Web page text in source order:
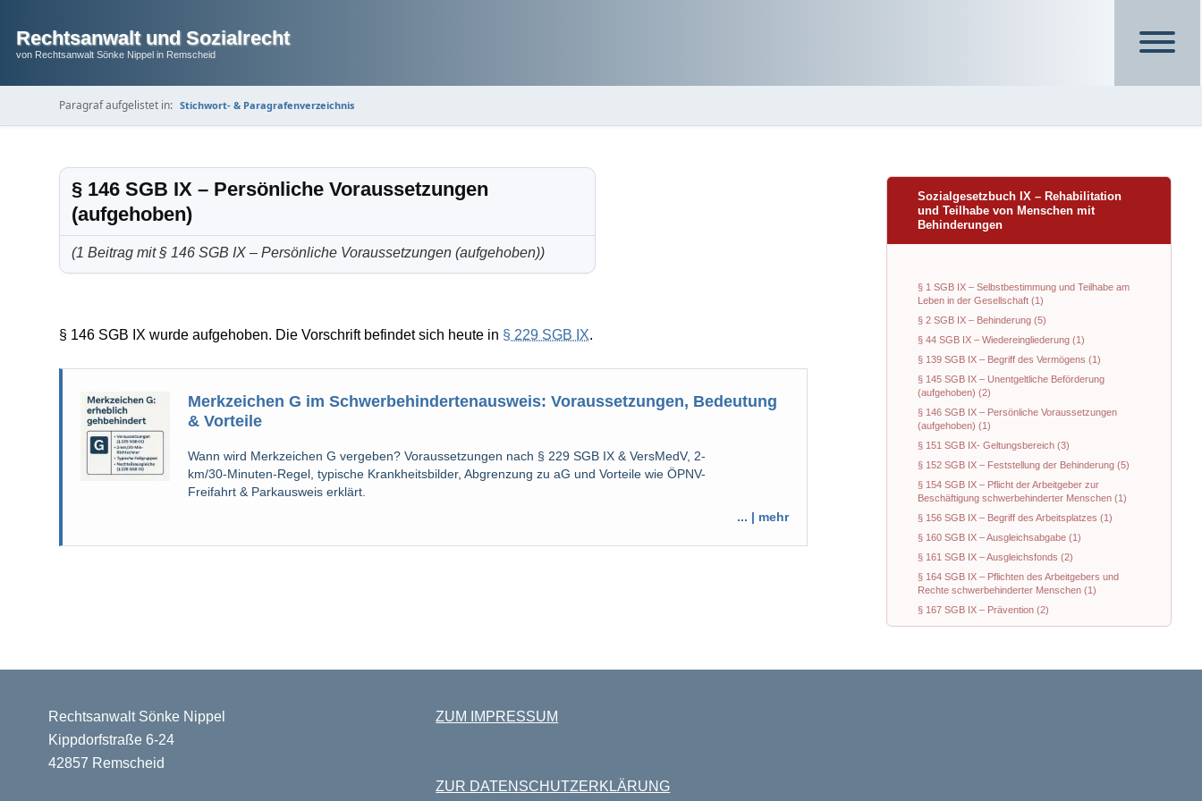
Rechtsanwalt und Sozialrecht
von Rechtsanwalt Sönke Nippel in Remscheid
Paragraf aufgelistet in: Stichwort- & Paragrafenverzeichnis
§ 146 SGB IX – Persönliche Voraussetzungen
(aufgehoben)
(1 Beitrag mit § 146 SGB IX – Persönliche Voraussetzungen (aufgehoben))
§ 146 SGB IX wurde aufgehoben. Die Vorschrift befindet sich heute in § 229 SGB IX.
Merkzeichen G im Schwerbehindertenausweis: Voraussetzungen, Bedeutung
& Vorteile
Wann wird Merkzeichen G vergeben? Voraussetzungen nach § 229 SGB IX & VersMedV, 2-
km/30-Minuten-Regel, typische Krankheitsbilder, Abgrenzung zu aG und Vorteile wie ÖPNV-
Freifahrt & Parkausweis erklärt.
... | mehr
Sozialgesetzbuch IX – Rehabilitation
und Teilhabe von Menschen mit
Behinderungen
§ 1 SGB IX – Selbstbestimmung und Teilhabe am
Leben in der Gesellschaft (1)
§ 2 SGB IX – Behinderung (5)
§ 44 SGB IX – Wiedereingliederung (1)
§ 139 SGB IX – Begriff des Vermögens (1)
§ 145 SGB IX – Unentgeltliche Beförderung
(aufgehoben) (2)
§ 146 SGB IX – Persönliche Voraussetzungen
(aufgehoben) (1)
§ 151 SGB IX- Geltungsbereich (3)
§ 152 SGB IX – Feststellung der Behinderung (5)
§ 154 SGB IX – Pflicht der Arbeitgeber zur
Beschäftigung schwerbehinderter Menschen (1)
§ 156 SGB IX – Begriff des Arbeitsplatzes (1)
§ 160 SGB IX – Ausgleichsabgabe (1)
§ 161 SGB IX – Ausgleichsfonds (2)
§ 164 SGB IX – Pflichten des Arbeitgebers und
Rechte schwerbehinderter Menschen (1)
§ 167 SGB IX – Prävention (2)
§ 168 SGB IX – Erfordernis der Zustimmung (1)
§ 170 SGB IX – Antragsverfahren (1)
Rechtsanwalt Sönke Nippel
Kippdorfstraße 6-24
42857 Remscheid
ZUM IMPRESSUM
ZUR DATENSCHUTZERKLÄRUNG